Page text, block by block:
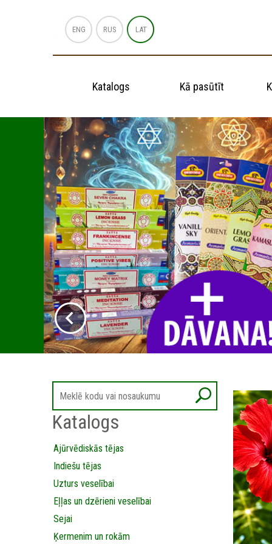
ENG RUS LAT
Katalogs Kā pasūtīt
Katalogs
Ajūrvēdiskās tējas
Indiešu tējas
Uzturs veselībai
Eļļas un dzērieni veselībai
Sejai
Ķermenim un rokām